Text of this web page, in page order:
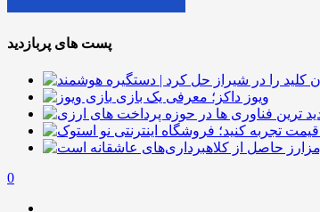
پست های پربازدید
ویوز داکز؛ معرفی یک بازی
0